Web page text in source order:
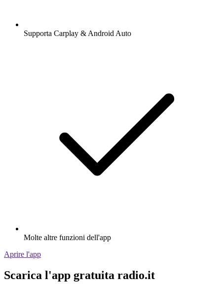
Supporta Carplay & Android Auto
Molte altre funzioni dell'app
Aprire l'app
Scarica l'app gratuita radio.it